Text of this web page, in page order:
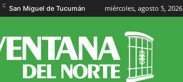
C San Miguel de Tucumán miércoles, agosto 5, 2026